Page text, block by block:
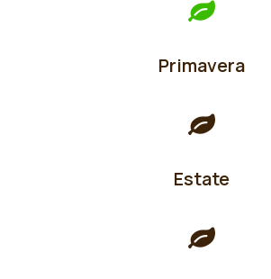
Primavera
Estate